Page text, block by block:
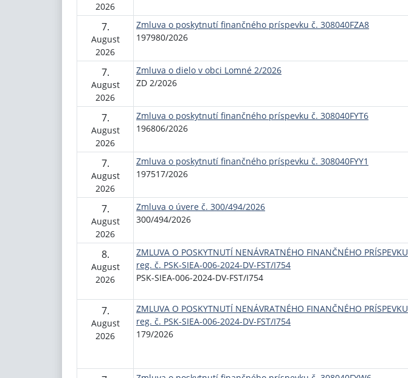
2026
7.
August
2026
Zmluva o poskytnutí finančného príspevku č. 308040FZA8
197980/2026
7.
August
2026
Zmluva o dielo v obci Lomné 2/2026
ZD 2/2026
7.
August
2026
Zmluva o poskytnutí finančného príspevku č. 308040FYT6
196806/2026
7.
August
2026
Zmluva o poskytnutí finančného príspevku č. 308040FYY1
197517/2026
7.
August
2026
Zmluva o úvere č. 300/494/2026
300/494/2026
8.
August
2026
ZMLUVA O POSKYTNUTÍ NENÁVRATNÉHO FINANČNÉHO PRÍSPEVKU
reg. č. PSK-SIEA-006-2024-DV-FST/I754
PSK-SIEA-006-2024-DV-FST/I754
7.
August
2026
ZMLUVA O POSKYTNUTÍ NENÁVRATNÉHO FINANČNÉHO PRÍSPEVKU
reg. č. PSK-SIEA-006-2024-DV-FST/I754
179/2026